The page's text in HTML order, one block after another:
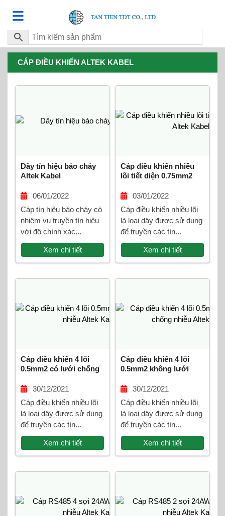
CÁP ĐIỀU KHIỂN ALTEK KABEL
Dây tín hiệu báo cháy
Altek Kabel
06/01/2022
Cáp tín hiệu báo cháy có
nhiệm vụ truyền tín hiệu
với độ chính xác...
Xem chi tiết
Cáp điều khiển nhiều
lõi tiết diện 0.75mm2
03/01/2022
Cáp điều khiển nhiều lõi
là loại dây được sử dụng
để truyền các tín...
Xem chi tiết
Cáp điều khiển 4 lõi
0.5mm2 có lưới chống
30/12/2021
Cáp điều khiển nhiều lõi
là loại dây được sử dụng
để truyền các tín...
Xem chi tiết
Cáp điều khiển 4 lõi
0.5mm2 không lưới
Kabel30/12/2021
Cáp điều khiển nhiều lõi
là loại dây được sử dụng
để truyền các tín...
Xem chi tiết